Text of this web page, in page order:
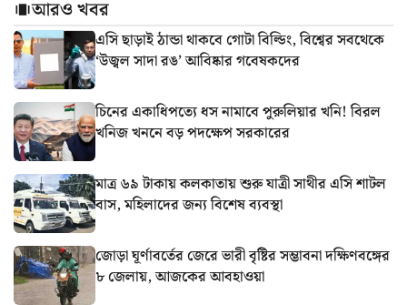
আরও খবর
এসি ছাড়াই ঠান্ডা থাকবে গোটা বিল্ডিং, বিশ্বের সবথেকে
‘উজ্বল সাদা রঙ’ আবিষ্কার গবেষকদের
চিনের একাধিপত্যে ধস নামাবে পুরুলিয়ার খনি! বিরল
খনিজ খননে বড় পদক্ষেপ সরকারের
মাত্র ৬৯ টাকায় কলকাতায় শুরু যাত্রী সাথীর এসি শাটল
বাস, মহিলাদের জন্য বিশেষ ব্যবস্থা
জোড়া ঘূর্ণাবর্তের জেরে ভারী বৃষ্টির সম্ভাবনা দক্ষিণবঙ্গের
৮ জেলায়, আজকের আবহাওয়া